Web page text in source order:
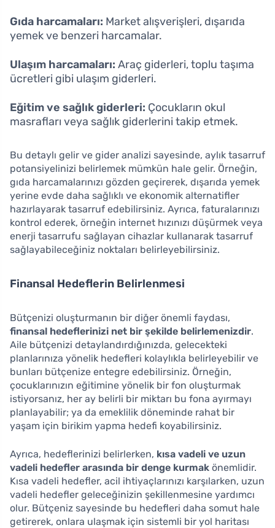
Gıda harcamaları: Market alışverişleri, dışarıda
yemek ve benzeri harcamalar.
Ulaşım harcamaları: Araç giderleri, toplu taşıma
ücretleri gibi ulaşım giderleri.
Eğitim ve sağlık giderleri: Çocukların okul
masrafları veya sağlık giderlerini takip etmek.
Bu detaylı gelir ve gider analizi sayesinde, aylık tasarruf
potansiyelinizi belirlemek mümkün hale gelir. Örneğin,
gıda harcamalarınızı gözden geçirerek, dışarıda yemek
yerine evde daha sağlıklı ve ekonomik alternatifler
hazırlayarak tasarruf edebilirsiniz. Ayrıca, faturalarınızı
kontrol ederek, örneğin internet hızınızı düşürmek veya
enerji tasarrufu sağlayan cihazlar kullanarak tasarruf
sağlayabileceğiniz noktaları belirleyebilirsiniz.
Finansal Hedeflerin Belirlenmesi
Bütçenizi oluşturmanın bir diğer önemli faydası,
finansal hedeflerinizi net bir şekilde belirlemenizdir.
Aile bütçenizi detaylandırdığınızda, gelecekteki
planlarınıza yönelik hedefleri kolaylıkla belirleyebilir ve
bunları bütçenize entegre edebilirsiniz. Örneğin,
çocuklarınızın eğitimine yönelik bir fon oluşturmak
istiyorsanız, her ay belirli bir miktarı bu fona ayırmayı
planlayabilir; ya da emeklilik döneminde rahat bir
yaşam için birikim yapma hedefi koyabilirsiniz.
Ayrıca, hedeflerinizi belirlerken, kısa vadeli ve uzun
vadeli hedefler arasında bir denge kurmak önemlidir.
Kısa vadeli hedefler, acil ihtiyaçlarınızı karşılarken, uzun
vadeli hedefler geleceğinizin şekillenmesine yardımcı
olur. Bütçeniz sayesinde bu hedefleri daha somut hale
getirerek, onlara ulaşmak için sistemli bir yol haritası